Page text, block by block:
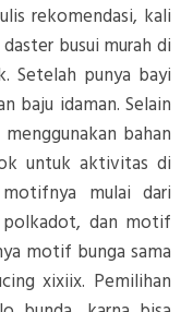
busui murah di
Setelah punya bayi
baju idaman. Selain
bahan
untuk aktivitas di
mulai dari
polkadot, dan motif
motif bunga sama
xixiix. Pemilihan